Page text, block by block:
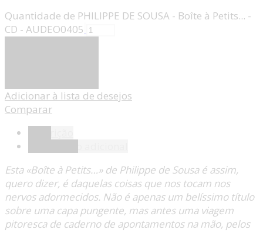
Quantidade de PHILIPPE DE SOUSA - Boîte à Petits... -
CD - AUDEO0405
Adicionar à lista de desejos
Comparar
Esta «Boîte à Petits…» de Philippe de Sousa é assim,
quero dizer, é daquelas coisas que nos tocam nos
nervos adormecidos. Não é apenas um belíssimo título
sobre uma capa pungente, mas antes uma viagem
pitoresca de caderno de apontamentos na mão, pelos